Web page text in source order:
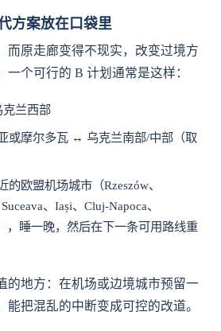
方案放在口袋里
而原走廊变得不现实，改变过境方
一个可行的 B 计划通常是这样：
兰西部
或摩尔多瓦 ↔ 乌克兰南部/中部（取
的欧盟机场城市（Rzeszów、
、Iași、Cluj-Napoca、
，睡一晚，然后在下一条可用路线重
的地方：在机场或边境城市预留一
能把混乱的中断变成可控的改道。